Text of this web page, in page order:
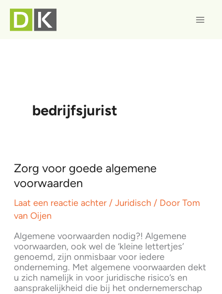
naar
bedrijfsjurist
Zorg voor goede algemene
voorwaarden
Laat een reactie achter /Juridisch / DoorTom
van Oijen
Algemene voorwaarden nodig?! Algemene
voorwaarden, ook wel de ‘kleine lettertjes’
genoemd, zijn onmisbaar voor iedere
onderneming. Met algemene voorwaarden dekt
u zich namelijk in voor juridische risico’s en
aansprakelijkheid die bij het ondernemerschap